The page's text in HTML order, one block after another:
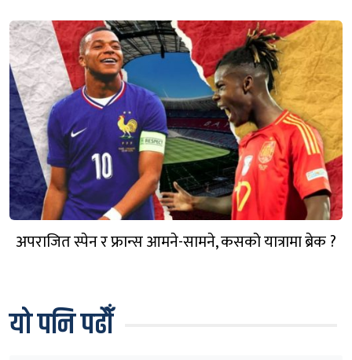
अपराजित स्पेन र फ्रान्स आमने-सामने, कसको यात्रामा ब्रेक ?
यो पनि पढौँ